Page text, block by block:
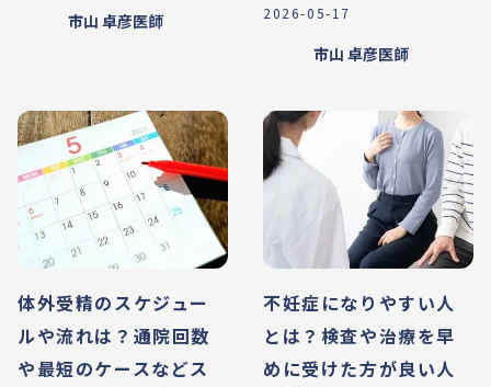
市山 卓彦医師 2026-05-17
市山 卓彦医師
体外受精のスケジュー
ルや流れは？通院回数
や最短のケースなどス
不妊症になりやすい人
とは？検査や治療を早
めに受けた方が良い人